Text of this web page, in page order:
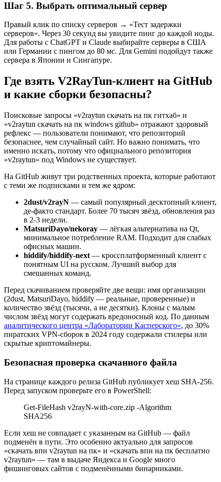
Шаг 5. Выбрать оптимальный сервер
Правый клик по списку серверов → «Тест задержки
серверов». Через 30 секунд вы увидите пинг до каждой ноды.
Для работы с ChatGPT и Claude выбирайте серверы в США
или Германии с пингом до 80 мс. Для Gemini подойдут также
сервера в Японии и Сингапуре.
Где взять V2RayTun-клиент на GitHub
и какие сборки безопасны?
Поисковые запросы «v2raytun скачать на пк гитхаб» и
«v2raytun скачать на пк windows github» отражают здоровый
рефлекс — пользователи понимают, что репозиторий
безопаснее, чем случайный сайт. Но важно понимать, что
именно искать, потому что официального репозитория
«v2raytun» под Windows не существует.
На GitHub живут три родственных проекта, которые работают
с теми же подписками и тем же ядром:
2dust/v2rayN — самый популярный десктопный клиент,
де-факто стандарт. Более 70 тысяч звёзд, обновления раз
в 2-3 недели.
MatsuriDayo/nekoray — лёгкая альтернатива на Qt,
минимальное потребление RAM. Подходит для слабых
офисных машин.
hiddify/hiddify-next — кроссплатформенный клиент с
понятным UI на русском. Лучший выбор для
смешанных команд.
Перед скачиванием проверяйте две вещи: имя организации
(2dust, MatsuriDayo, hiddify — реальные, проверенные) и
количество звёзд (тысячи, а не десятки). Клоны с малым
числом звёзд могут содержать вредоносный код. По данным
аналитического центра «Лаборатории Касперского», до 30%
пиратских VPN-сборок в 2024 году содержали стилеры или
скрытые криптомайнеры.
Безопасная проверка скачанного файла
На странице каждого релиза GitHub публикует хеш SHA-256.
Перед запуском проверьте его в PowerShell:
Get-FileHash v2rayN-with-core.zip -Algorithm
SHA256
Если хеш не совпадает с указанным на GitHub — файл
подменён в пути. Это особенно актуально для запросов
«скачать впн v2raytun на пк» и «скачать впн на пк бесплатно
v2raytun» — там в выдаче Яндекса и Google много
фишинговых сайтов с подменёнными бинарниками.